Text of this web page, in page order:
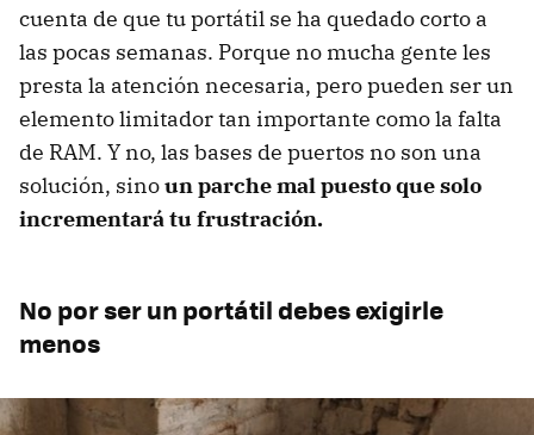
cuenta de que tu portátil se ha quedado corto a
las pocas semanas. Porque no mucha gente les
presta la atención necesaria, pero pueden ser un
elemento limitador tan importante como la falta
de RAM. Y no, las bases de puertos no son una
solución, sinoun parche mal puesto que solo
incrementará tu frustración.
No por ser un portátil debes exigirle
menos